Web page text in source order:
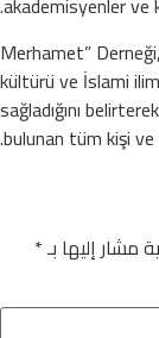
“Merhamet”
kültürü ve İslami
sağladığını
bulunan tüm kişi
مشار إليها بـ*